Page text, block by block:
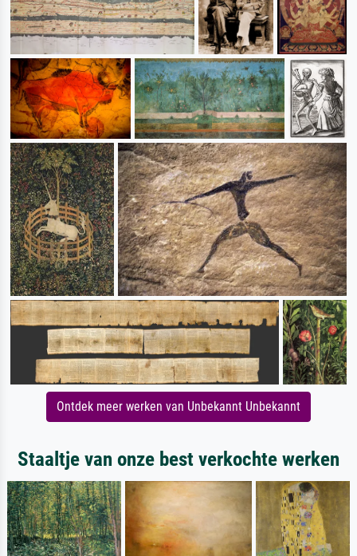
Ontdek meer werken van Unbekannt Unbekannt
Staaltje van onze best verkochte werken